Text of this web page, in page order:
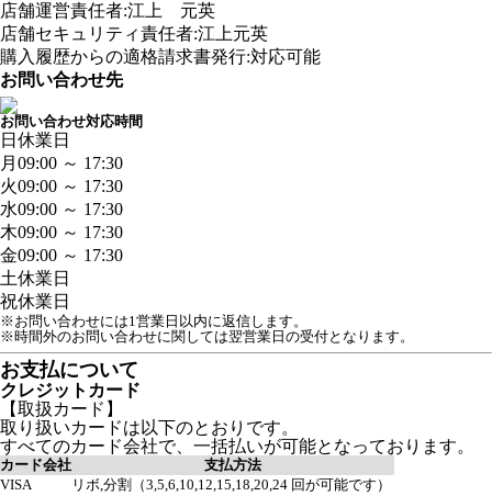
店舗運営責任者:江上 元英
店舗セキュリティ責任者:江上元英
購入履歴からの適格請求書発行:対応可能
お問い合わせ先
お問い合わせ対応時間
日 休業日
月 09:00 ～ 17:30
火09:00 ～ 17:30
水09:00 ～ 17:30
木09:00 ～ 17:30
金09:00 ～ 17:30
土休業日
祝休業日
※お問い合わせには1営業日以内に返信します。
※時間外のお問い合わせに関しては翌営業日の受付となります。
お支払について
クレジットカード
【取扱カード】
取り扱いカードは以下のとおりです。
すべてのカード会社で、一括払いが可能となっております。
カード会社
支払方法
VISA
リボ,分割（3,5,6,10,12,15,18,20,24 回が可能です）